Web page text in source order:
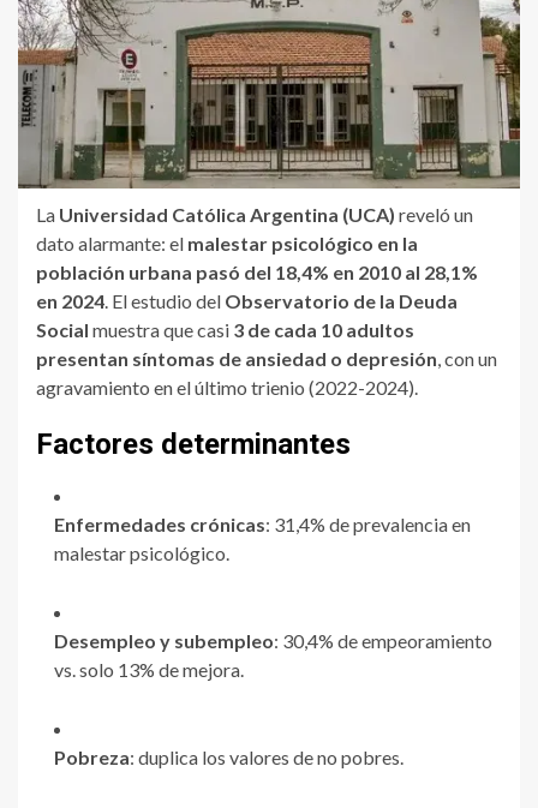
La Universidad Católica Argentina (UCA) reveló un
dato alarmante: el malestar psicológico en la
población urbana pasó del 18,4% en 2010 al 28,1%
en 2024. El estudio del Observatorio de la Deuda
Social muestra que casi 3 de cada 10 adultos
presentan síntomas de ansiedad o depresión, con un
agravamiento en el último trienio (2022-2024).
Factores determinantes
Enfermedades crónicas: 31,4% de prevalencia en
malestar psicológico.
Desempleo y subempleo: 30,4% de empeoramiento
vs. solo 13% de mejora.
Pobreza: duplica los valores de no pobres.